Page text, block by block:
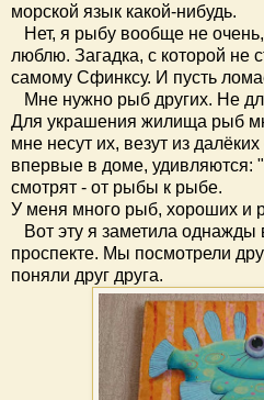
морской язык какой-нибудь.
Нет, я рыбу вообще не
люблю. Загадка, с которой не
самому Сфинксу. И пусть
Мне нужно рыб других. Не
Для украшения жилища рыб
мне несут их, везут из
впервые в доме, удивляются:
смотрят - от рыбы к рыбе.
У меня много рыб, хороших и
Вот эту я заметила
проспекте. Мы посмотрели
поняли друг друга.